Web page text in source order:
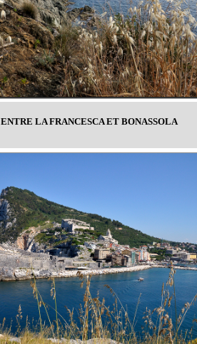
ENTRE LA FRANCESCA ET BONASSOLA